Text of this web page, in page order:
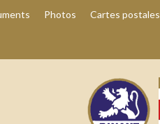
Photos Cartes postales